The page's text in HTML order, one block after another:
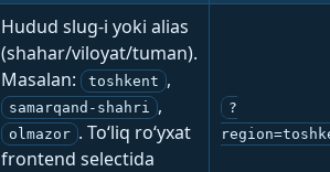
Hudud slug-i yoki alias
(shahar/viloyat/tuman).
Masalan:
toshkent ,
samarqand-shahri ,
olmazor . To‘liq ro‘yxat
frontend selectida
?